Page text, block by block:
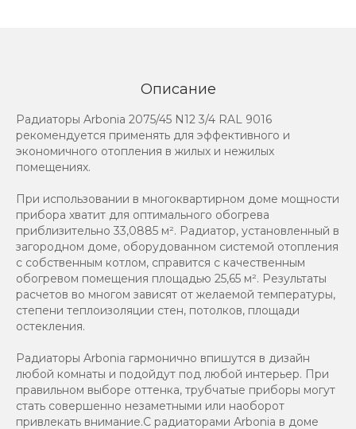
Описание
Радиаторы Arbonia 2075/45 N12 3/4 RAL 9016
рекомендуется применять для эффективного и
экономичного отопления в жилых и нежилых
помещениях.
При использовании в многоквартирном доме мощности
прибора хватит для оптимального обогрева
приблизительно 33,0885 м². Радиатор, установленный в
загородном доме, оборудованном системой отопления
с собственным котлом, справится с качественным
обогревом помещения площадью 25,65 м². Результаты
расчетов во многом зависят от желаемой температуры,
степени теплоизоляции стен, потолков, площади
остекления.
Радиаторы Arbonia гармонично впишутся в дизайн
любой комнаты и подойдут под любой интерьер. При
правильном выборе оттенка, трубчатые приборы могут
стать совершенно незаметными или наоборот
привлекать внимание.С радиаторами Аrbonia в доме